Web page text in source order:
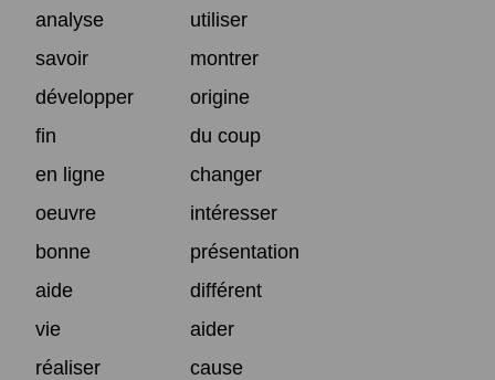
analyse
utiliser
savoir
montrer
développer
origine
fin
du coup
en ligne
changer
oeuvre
intéresser
bonne
présentation
aide
différent
vie
aider
réaliser
cause